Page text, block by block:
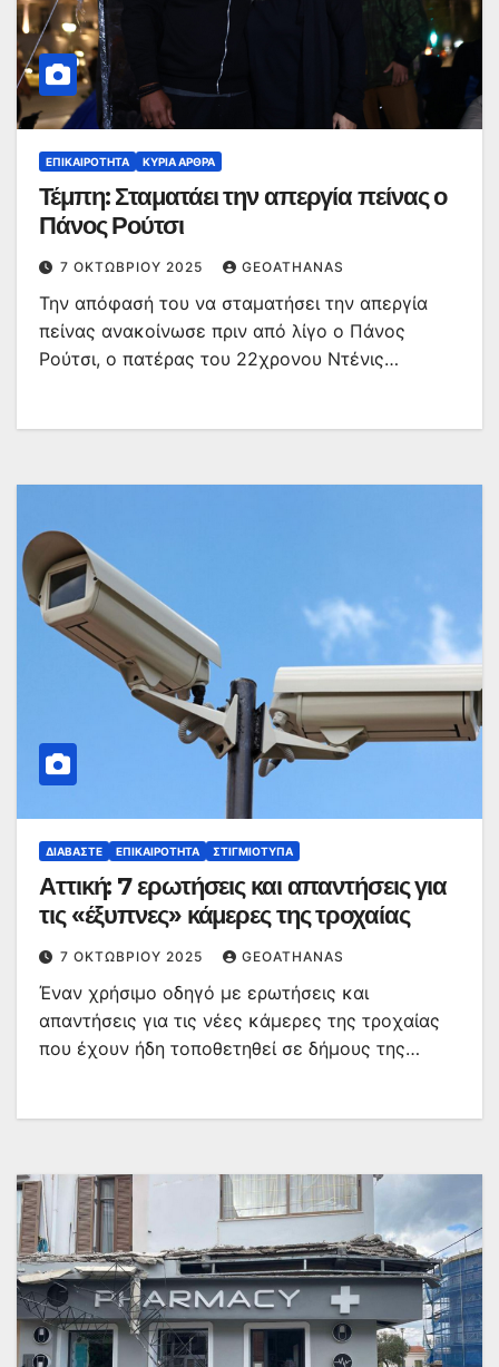
ΕΠΙΚΑΙΡΌΤΗΤΑ ΚΥΡΙΑ ΑΡΘΡΑ
Τέμπη: Σταματάει την απεργία πείνας ο
Πάνος Ρούτσι
7 ΟΚΤΩΒΡΊΟΥ 2025 GEOATHANAS
Την απόφασή του να σταματήσει την απεργία
πείνας ανακοίνωσε πριν από λίγο ο Πάνος
Ρούτσι, ο πατέρας του 22χρονου Ντένις…
ΔΙΑΒΆΣΤΕ ΕΠΙΚΑΙΡΌΤΗΤΑ ΣΤΙΓΜΙΌΤΥΠΑ
Αττική: 7 ερωτήσεις και απαντήσεις για
τις «έξυπνες» κάμερες της τροχαίας
7 ΟΚΤΩΒΡΊΟΥ 2025 GEOATHANAS
Έναν χρήσιμο οδηγό με ερωτήσεις και
απαντήσεις για τις νέες κάμερες της τροχαίας
που έχουν ήδη τοποθετηθεί σε δήμους της…